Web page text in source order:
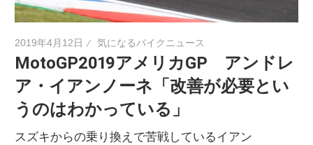
2019年4月12日 気になるバイクニュース
MotoGP2019アメリカGP アンドレ
ア・イアンノーネ「改善が必要とい
うのはわかっている」
スズキからの乗り換えで苦戦しているイアン